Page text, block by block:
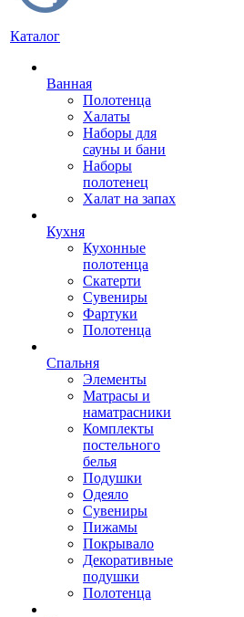
Каталог
Ванная
Полотенца
Халаты
Наборы для
сауны и бани
Наборы
полотенец
Халат на запах
Кухня
Кухонные
полотенца
Скатерти
Сувениры
Фартуки
Полотенца
Спальня
Элементы
Матрасы и
наматрасники
Комплекты
постельного
белья
Подушки
Одеяло
Сувениры
Пижамы
Покрывало
Декоративные
подушки
Полотенца